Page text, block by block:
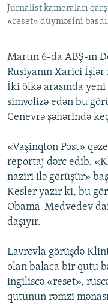
AZADLIQRADIOSU MOBIL
XƏBƏR
RFE/RL-in bütün
Jurnalist kameraları
«reset» düyməsini
Martın 6-da ABŞ-ın
Rusiyanın Xarici
İki ölkə arasında
simvolizə edən bu
Cenevrə şəhərində
«Vaşinqton Post»
reportaj dərc edib.
naziri ilə görüşür»
Kesler yazır ki, bu
Obama-Medvedev
daşıyır.
Lavrovla görüşdə
olan balaca bir qutu
ingiliscə «reset»,
qutunun rəmzi